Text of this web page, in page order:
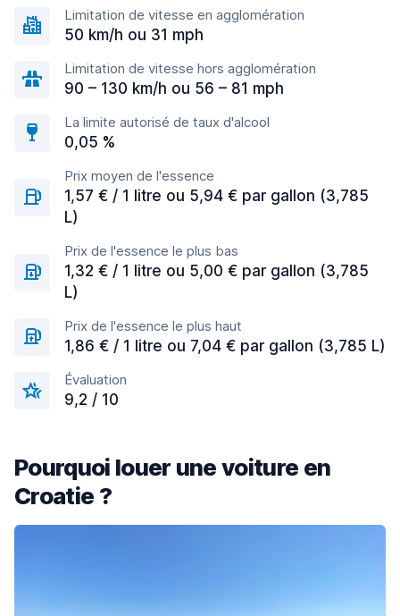
Limitation de vitesse en agglomération
50 km/h ou 31 mph
Limitation de vitesse hors agglomération
90 – 130 km/h ou 56 – 81 mph
La limite autorisé de taux d'alcool
0,05 %
Prix moyen de l'essence
1,57 € / 1 litre ou 5,94 € par gallon (3,785
L)
Prix de l'essence le plus bas
1,32 € / 1 litre ou 5,00 € par gallon (3,785
L)
Prix de l'essence le plus haut
1,86 € / 1 litre ou 7,04 € par gallon (3,785 L)
Évaluation
9,2 / 10
Pourquoi louer une voiture en
Croatie ?